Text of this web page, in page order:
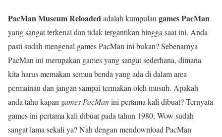
PacMan Museum Reloadedadalah kumpulan games PacMan
yang sangat terkenal dan tidak tergantikan hingga saat ini. Anda
pasti sudah mengenal games PacMan ini bukan? Sebenarnya
PacMan ini merupakan games yang sangat sederhana, dimana
kita harus memakan semua benda yang ada di dalam area
permainan dan jangan sampai termakan oleh musuh. Apakah
anda tahu kapan games PacManini pertama kali dibuat? Ternyata
games ini pertama kali dibuat pada tahun 1980, Wow sudah
sangat lama sekali ya? Nah dengan mendownload PacMan